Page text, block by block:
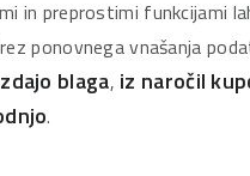
in preprostimi funkcijami
ponovnega vnašanja
blaga, iz naročil
.